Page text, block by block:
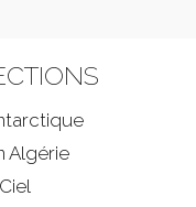
Algérie